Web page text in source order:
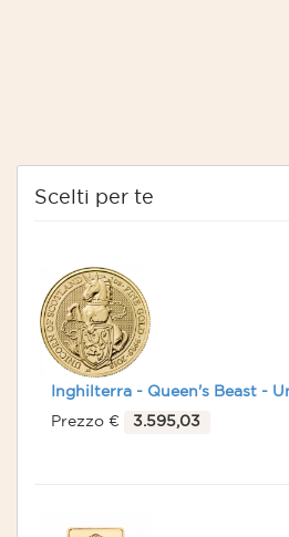
Scelti per te
Inghilterra - Queen's Beast -
Prezzo €
3.595,03